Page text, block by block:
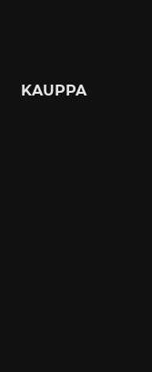
KAUPPA